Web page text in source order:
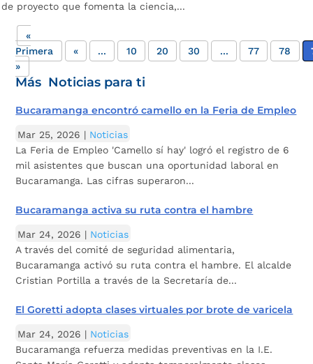
de proyecto que fomenta la ciencia,...
«
Primera
« ... 10 20 30 ... 77 78
»
Más Noticias para ti
Bucaramanga encontró camello en la Feria de Empleo
Mar 25, 2026 | Noticias
La Feria de Empleo 'Camello sí hay' logró el registro de 6
mil asistentes que buscan una oportunidad laboral en
Bucaramanga. Las cifras superaron...
Bucaramanga activa su ruta contra el hambre
Mar 24, 2026 | Noticias
A través del comité de seguridad alimentaria,
Bucaramanga activó su ruta contra el hambre. El alcalde
Cristian Portilla a través de la Secretaría de...
El Goretti adopta clases virtuales por brote de varicela
Mar 24, 2026 | Noticias
Bucaramanga refuerza medidas preventivas en la I.E.